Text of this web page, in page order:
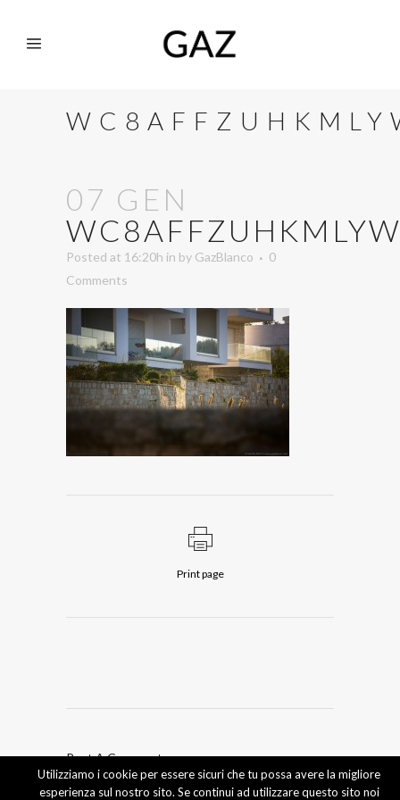
07 GEN
Posted at 16:20h in by GazBlanco
0
Comments
Print page
Post A Comment
Devi essereconnessoper inviare un commento.
Utilizziamo i cookie per essere sicuri che tu possa avere la migliore
esperienza sul nostro sito. Se continui ad utilizzare questo sito noi